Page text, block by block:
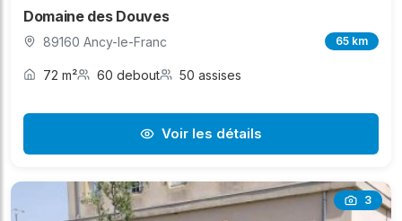
Domaine des Douves
89160 Ancy-le-Franc 65 km
72 m² 60 debout 50 assises
Voir les détails
3